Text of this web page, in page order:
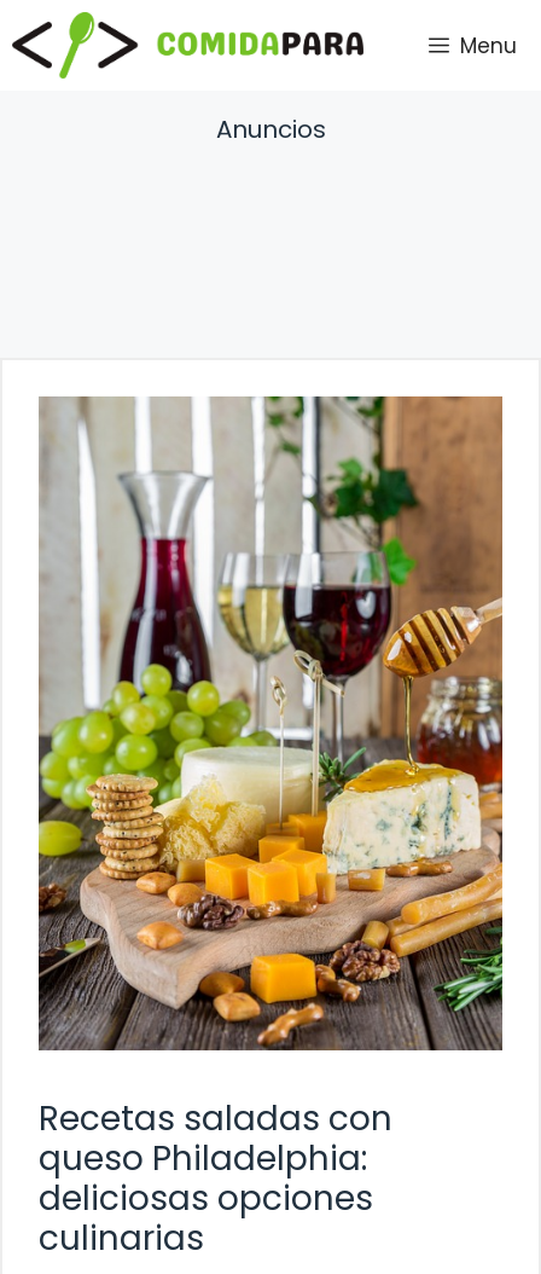
Saltar
al
contenido
Menu
Anuncios
Recetas saladas con
queso Philadelphia:
deliciosas opciones
culinarias